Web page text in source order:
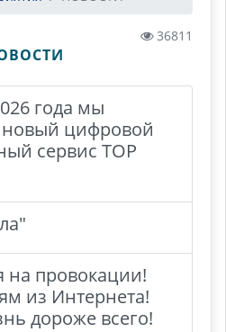
36811
года мы
цифровой
сервис ТОР
на провокации!
из Интернета!
дороже всего!